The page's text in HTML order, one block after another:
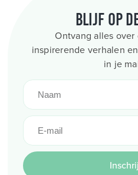
Blijf op
Ontvang alles
inspirerende verhalen
in je